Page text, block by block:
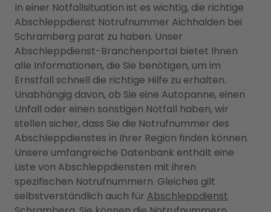
In einer Notfallsituation ist es wichtig, die richtige
Abschleppdienst Notrufnummer Aichhalden bei
Schramberg parat zu haben. Unser
Abschleppdienst-Branchenportal bietet Ihnen
alle Informationen, die Sie benötigen, um im
Ernstfall schnell die richtige Hilfe zu erhalten.
Unabhängig davon, ob Sie eine Autopanne, einen
Unfall oder einen sonstigen Notfall haben, wir
stellen sicher, dass Sie die Notrufnummer des
Abschleppdienstes in Ihrer Region finden können.
Unsere umfangreiche Datenbank enthält eine
Liste von Abschleppdiensten mit ihren
spezifischen Notrufnummern. Gleiches gilt
selbstverständlich auch für Abschleppdienst